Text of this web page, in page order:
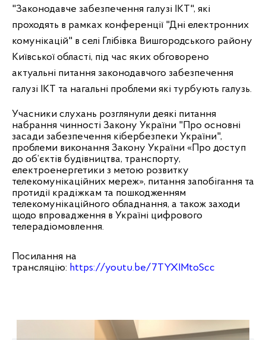
"Законодавче забезпечення галузі ІКТ", які
проходять в рамках конференції "Дні електронних
комунікацій" в селі Глібівка Вишгородського району
Київської області, під час яких обговорено
актуальні питання законодавчого забезпечення
галузі ІКТ та нагальні проблеми які турбують галузь.
Учасники слухань розглянули деякі питання
набрання чинності Закону України "Про основні
засади забезпечення кібербезпеки України",
проблеми виконання Закону України «Про доступ
до об’єктів будівництва, транспорту,
електроенергетики з метою розвитку
телекомунікаційних мереж», питання запобігання та
протидії крадіжкам та пошкодженням
телекомунікаційного обладнання, а також заходи
щодо впровадження в Україні цифрового
телерадіомовлення.
Посилання на
трансляцію: https://youtu.be/7TYXIMtoScc